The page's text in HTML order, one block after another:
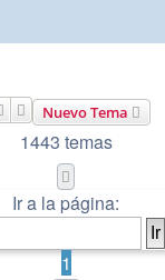
Nuevo Tema
BuscarBúsqueda avanzada
1443 temas
Ir a la página:
1